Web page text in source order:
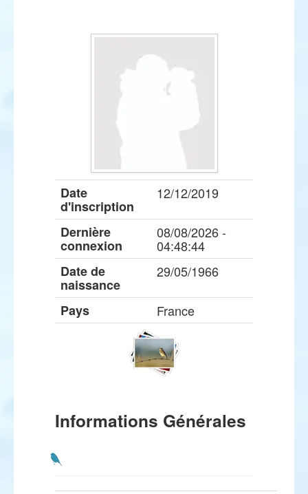
Date
d'inscription
12/12/2019
Dernière
connexion
08/08/2026 -
04:48:44
Date de
naissance
29/05/1966
Pays France
Informations Générales